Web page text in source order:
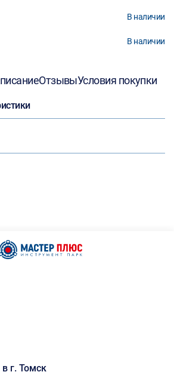
В наличии
В наличии
ОтзывыУсловия покупки
г. Томск